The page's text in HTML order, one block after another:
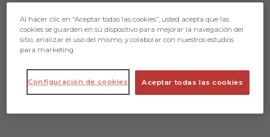
Al hacer clic en “Aceptar todas las cookies”, usted acepta que las
cookies se guarden en su dispositivo para mejorar la navegación del
sitio, analizar el uso del mismo, y colaborar con nuestros estudios
para marketing.
Aceptar todas las cookies
Configuración de cookies